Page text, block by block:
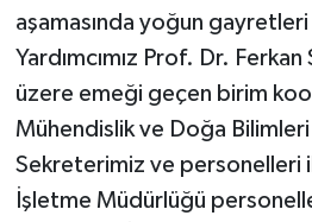
aşamasında yoğun
Yardımcımız Prof. Dr.
üzere emeği geçen birim
Mühendislik ve Doğa
Sekreterimiz ve personelleri
İşletme Müdürlüğü